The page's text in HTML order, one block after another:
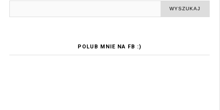
POLUB MNIE NA FB :)